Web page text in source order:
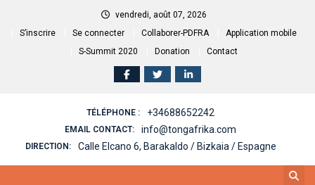
vendredi, août 07, 2026
S’inscrire
Se connecter Collaborer-PDFRA
Application mobile
S-Summit 2020
Donation Contact
TÉLÉPHONE : +34688652242
EMAIL CONTACT: info@tongafrika.com
DIRECTION: Calle Elcano 6, Barakaldo / Bizkaia / Espagne